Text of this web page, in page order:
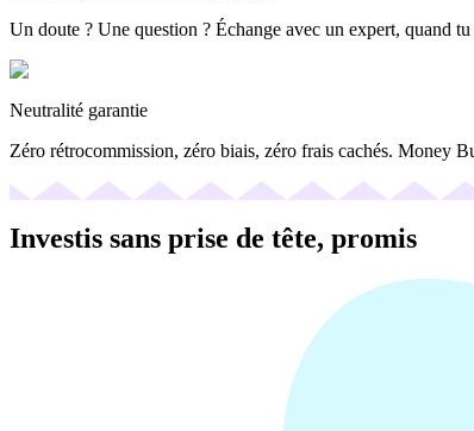
Un doute ? Une question ? Échange avec un expert, quand
Neutralité garantie
Zéro rétrocommission, zéro biais, zéro frais cachés. Money
Investis sans prise de tête, promis